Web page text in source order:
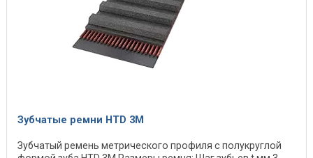
Зубчатые ремни HTD 3M
Зубчатый ремень метрического профиля с полукруглой